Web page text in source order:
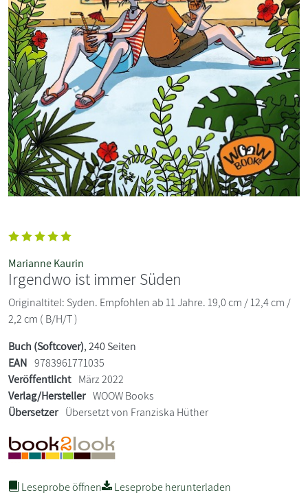
Marianne Kaurin
Irgendwo ist immer Süden
Originaltitel: Syden. Empfohlen ab 11 Jahre. 19,0 cm / 12,4 cm /
2,2 cm ( B/H/T )
Buch (Softcover), 240 Seiten
EAN 9783961771035
Veröffentlicht März 2022
Verlag/Hersteller WOOW Books
Übersetzer Übersetzt von Franziska Hüther
Leseprobe öffnen
Leseprobe herunterladen